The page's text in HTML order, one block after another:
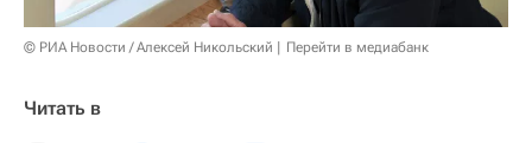
© РИА Новости / Алексей Никольский Перейти в медиабанк
Читать в